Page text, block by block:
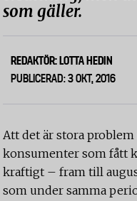
som gäller.
REDAKTÖR: LOTTA HEDIN
PUBLICERAD: 3 OKT, 2016
Att det är stora
konsumenter som fått
kraftigt – fram till
som under samma